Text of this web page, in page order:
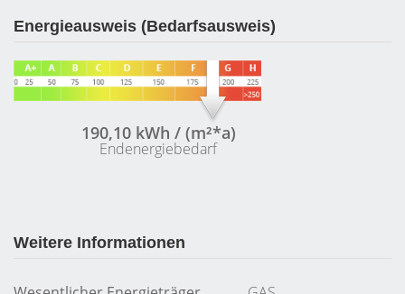
Energieausweis (Bedarfsausweis)
190,10 kWh / (m²*a)
Endenergiebedarf
Weitere Informationen